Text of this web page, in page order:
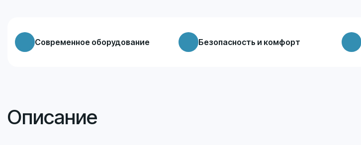
Современное оборудование Безопасность и комфорт
Описание